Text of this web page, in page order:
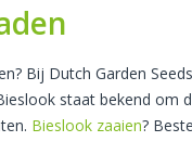
Bij Dutch Garden
staat bekend om
Bieslook zaaien?